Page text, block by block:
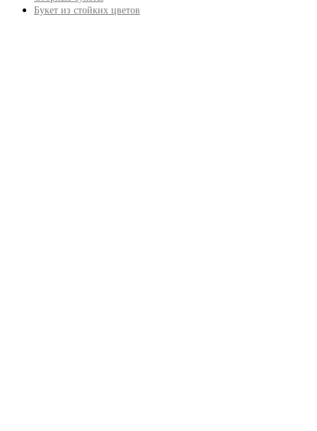
Букет из стойких цветов